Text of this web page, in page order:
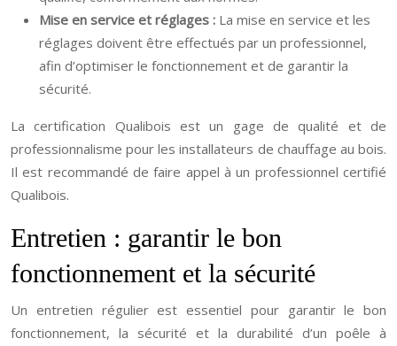
Mise en service et réglages : La mise en service et les
réglages doivent être effectués par un professionnel,
afin d’optimiser le fonctionnement et de garantir la
sécurité.
La certification Qualibois est un gage de qualité et de
professionnalisme pour les installateurs de chauffage au bois.
Il est recommandé de faire appel à un professionnel certifié
Qualibois.
Entretien : garantir le bon
fonctionnement et la sécurité
Un entretien régulier est essentiel pour garantir le bon
fonctionnement, la sécurité et la durabilité d’un poêle à